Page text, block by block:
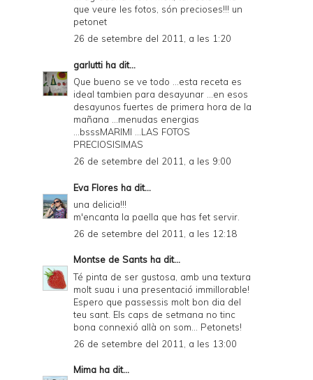
que veure les fotos, són precioses!!! un
petonet
26 de setembre del 2011, a les 1:20
garlutti ha dit...
Que bueno se ve todo ...esta receta es
ideal tambien para desayunar ...en esos
desayunos fuertes de primera hora de la
mañana ...menudas energias
...bsssMARIMI ...LAS FOTOS
PRECIOSISIMAS
26 de setembre del 2011, a les 9:00
Eva Flores ha dit...
una delicia!!!
m'encanta la paella que has fet servir.
26 de setembre del 2011, a les 12:18
Montse de Sants ha dit...
Té pinta de ser gustosa, amb una textura
molt suau i una presentació immillorable!
Espero que passessis molt bon dia del
teu sant. Els caps de setmana no tinc
bona connexió allà on som... Petonets!
26 de setembre del 2011, a les 13:00
Mima ha dit...